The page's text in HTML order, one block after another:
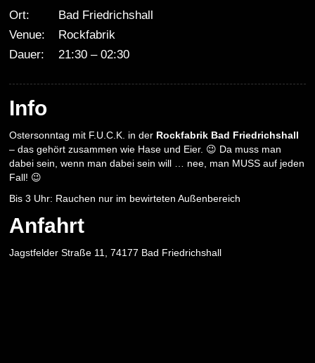
Ort:
Bad Friedrichshall
Venue:
Rockfabrik
Dauer:
21:30 – 02:30
Info
Ostersonntag mit F.U.C.K. in der Rockfabrik Bad Friedrichshall
– das gehört zusammen wie Hase und Eier. 😉 Da muss man
dabei sein, wenn man dabei sein will … nee, man MUSS auf jeden
Fall! 😉
Bis 3 Uhr: Rauchen nur im bewirteten Außenbereich
Anfahrt
Jagstfelder Straße 11, 74177 Bad Friedrichshall